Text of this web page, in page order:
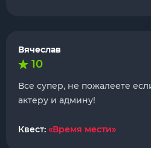
Вячеслав
10
Все супер, не пожалеете
актеру и админу!
Квест: «Время мести»